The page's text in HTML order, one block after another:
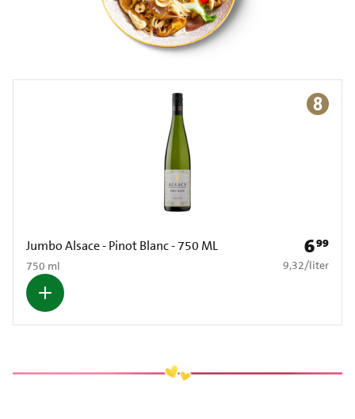
Jumbo Alsace - Pinot Blanc - 750 ML
750 ml
Prijs: €
699
€ 9,32 per liter
9,32/liter